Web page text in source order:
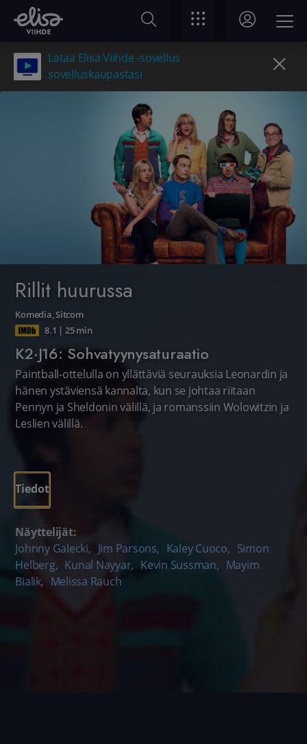
Lataa Elisa Viihde -sovellus
sovelluskaupastasi
Rillit huurussa
Komedia,Sitcom
8.1 | 25 min
K2·J16: Sohvatyynysaturaatio
Paintball-ottelulla on yllättäviä seurauksia Leonardin ja
hänen ystäviensä kannalta, kun se johtaa riitaan
Pennyn ja Sheldonin välillä, ja romanssiin Wolowitzin ja
Leslien välillä.
Tiedot
Näyttelijät:
Johnny Galecki, Jim Parsons, Kaley Cuoco, Simon
Helberg, Kunal Nayyar, Kevin Sussman, Mayim
Bialik, Melissa Rauch